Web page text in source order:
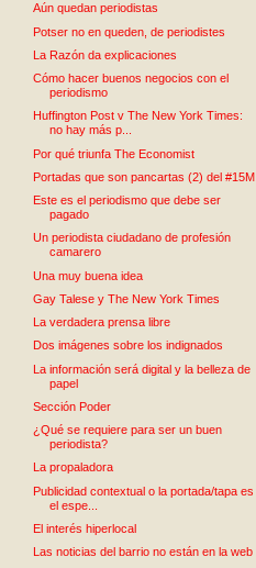
Aún quedan periodistas
Potser no en queden, de periodistes
La Razón da explicaciones
Cómo hacer buenos negocios con el
periodismo
Huffington Post v The New York Times:
no hay más p...
Por qué triunfa The Economist
Portadas que son pancartas (2) del #15M
Este es el periodismo que debe ser
pagado
Un periodista ciudadano de profesión
camarero
Una muy buena idea
Gay Talese y The New York Times
La verdadera prensa libre
Dos imágenes sobre los indignados
La información será digital y la belleza de
papel
Sección Poder
¿Qué se requiere para ser un buen
periodista?
La propaladora
Publicidad contextual o la portada/tapa es
el espe...
El interés hiperlocal
Las noticias del barrio no están en la web